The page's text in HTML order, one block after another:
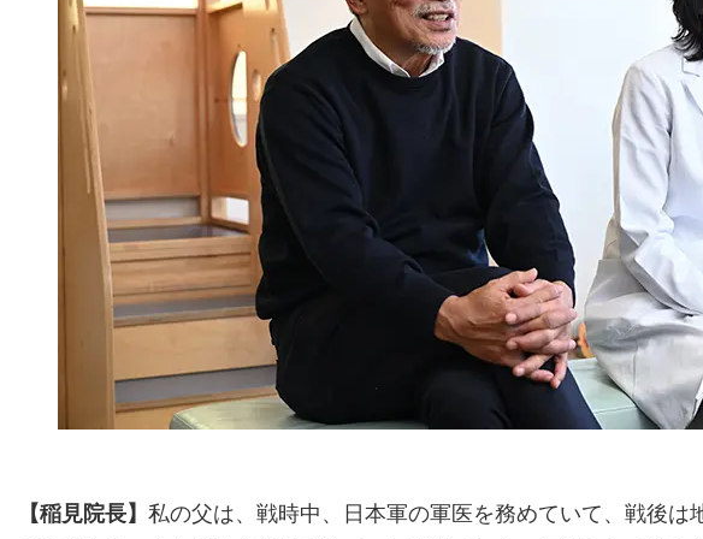
【稲見院長】 私の父は、戦時中、日本軍の軍医を務めていて、戦後は